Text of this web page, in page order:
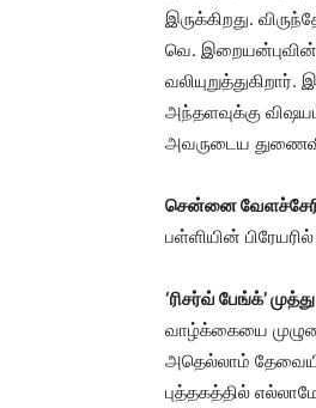
இருக்கிறது.
வெ.
அந்தளவுக்கு
அவருடைய
சென்னை வேளச்சேரி
பள்ளியின்
‘ரிசர்வ் பேங்க்’
வாழ்க்கையை
அதெல்லாம்
புத்தகத்தில்